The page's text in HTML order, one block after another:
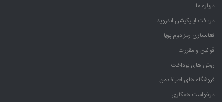
درباره ما
دریافت اپلیکیشن اندروید
فعالسازی رمز دوم پویا
قوانین و مقررات
روش های پرداخت
فروشگاه های اطراف من
درخواست همکاری